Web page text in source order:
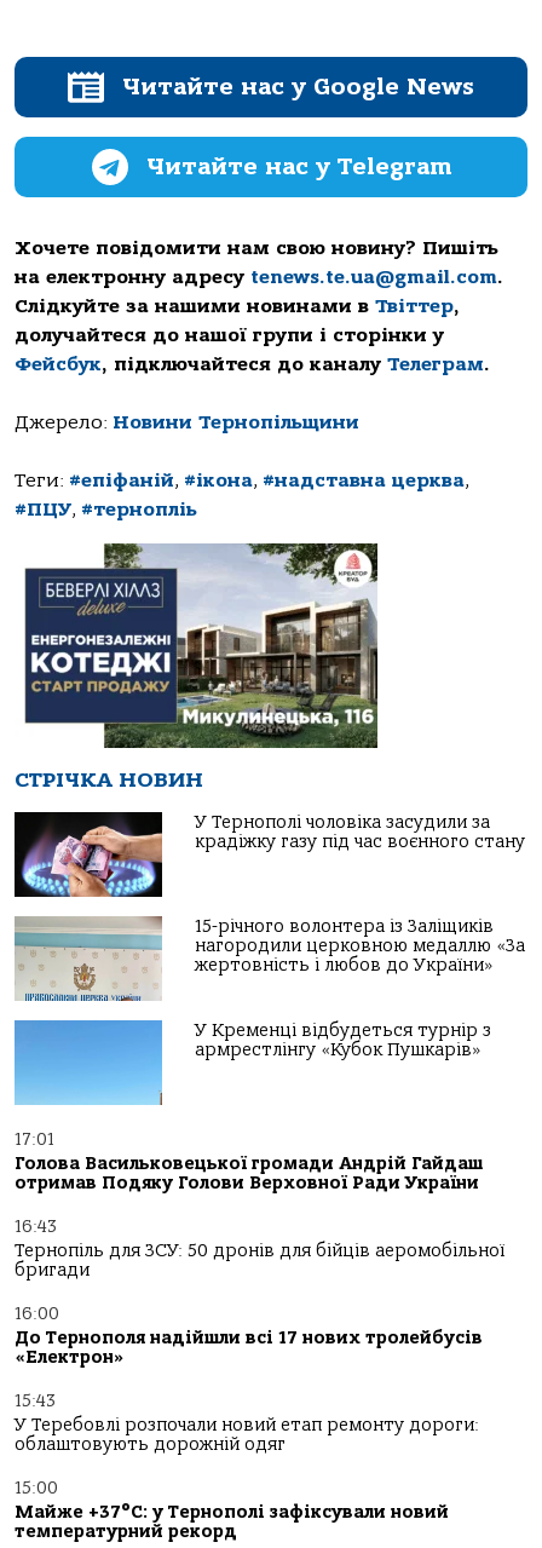
Читайте нас у Google News
Читайте нас у Telegram
Хочете повідомити нам свою новину? Пишіть
на електронну адресу tenews.te.ua@gmail.com.
Слідкуйте за нашими новинами в Твіттер,
долучайтеся до нашої групи і сторінки у
Фейсбук, підключайтеся до каналу Телеграм.
Джерело: Новини Тернопільщини
Теги: #епіфаній, #ікона, #надставна церква,
#ПЦУ, #тернопліь
СТРІЧКА НОВИН
У Тернополі чоловіка засудили за
крадіжку газу під час воєнного стану
15-річного волонтера із Заліщиків
нагородили церковною медаллю «За
жертовність і любов до України»
У Кременці відбудеться турнір з
армрестлінгу «Кубок Пушкарів»
17:01
Голова Васильковецької громади Андрій Гайдаш
отримав Подяку Голови Верховної Ради України
16:43
Тернопіль для ЗСУ: 50 дронів для бійців аеромобільної
бригади
16:00
До Тернополя надійшли всі 17 нових тролейбусів
«Електрон»
15:43
У Теребовлі розпочали новий етап ремонту дороги:
облаштовують дорожній одяг
15:00
Майже +37°C: у Тернополі зафіксували новий
температурний рекорд